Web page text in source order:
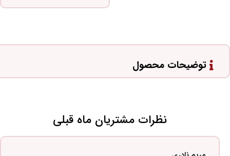
توضیحات محصول
نظرات مشتریان ماه قبلی